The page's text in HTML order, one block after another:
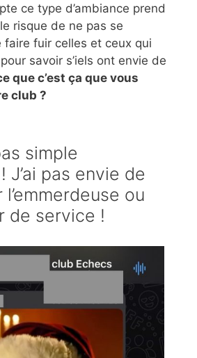
ce type d’ambiance prend
risque de ne pas se
faire fuir celles et ceux qui
savoir s’iels ont envie de
que c’est ça que vous
club ?
simple
J’ai pas envie de
ou
de service !